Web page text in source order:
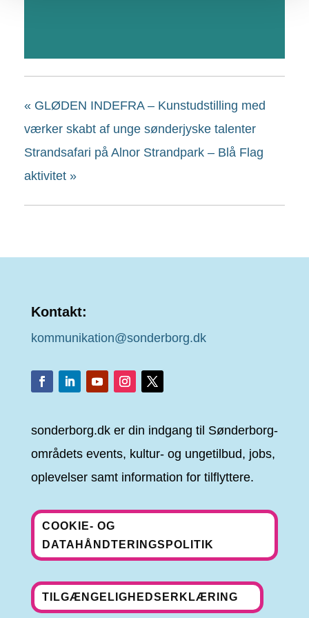
« GLØDEN INDEFRA – Kunstudstilling med
værker skabt af unge sønderjyske talenter
Strandsafari på Alnor Strandpark – Blå Flag
aktivitet »
Kontakt:
kommunikation@sonderborg.dk
sonderborg.dk er din indgang til Sønderborg-
områdets events, kultur- og ungetilbud, jobs,
oplevelser samt information for tilflyttere.
COOKIE- OG
DATAHÅNDTERINGSPOLITIK
TILGÆNGELIGHEDSERKLÆRING